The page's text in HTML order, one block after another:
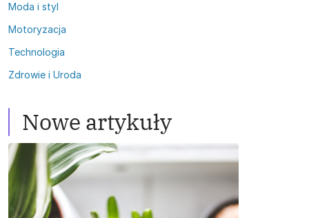
Moda i styl
Motoryzacja
Technologia
Zdrowie i Uroda
Nowe artykuły